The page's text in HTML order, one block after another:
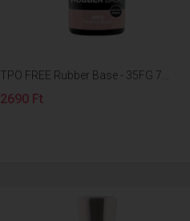
TPO FREE Rubber Base - 35FG 7...
2690 Ft